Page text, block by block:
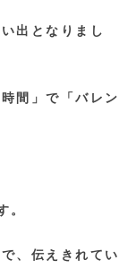
出となりまし
間」で「バレン
。
、伝えきれてい